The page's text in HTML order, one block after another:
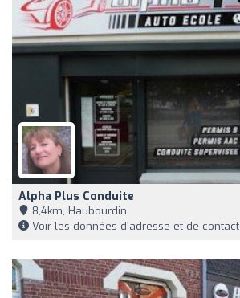
Alpha Plus Conduite
8,4km, Haubourdin
Voir les données d'adresse et de contact